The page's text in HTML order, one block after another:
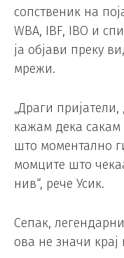
сопственик на
WBA, IBF, IBO и
ја објави преку
мрежи.
„Драги
кажам дека сакам
што моментално
момците што
нив“, рече Усик.
Сепак,
ова не значи крај